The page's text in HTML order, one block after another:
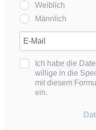
Weiblich
Männlich
Ich habe die
willige in die
mit diesem
ein.